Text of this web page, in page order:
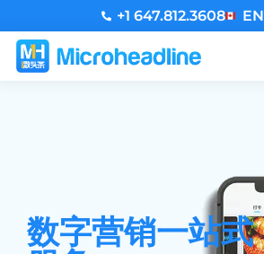
+1 647.812.3608 EN
数字营销一站式